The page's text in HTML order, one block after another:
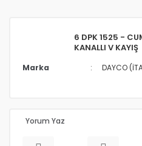
6 DPK 1525 -
KANALLI V KAYIŞ
Marka DAYCO
Yorum Yaz